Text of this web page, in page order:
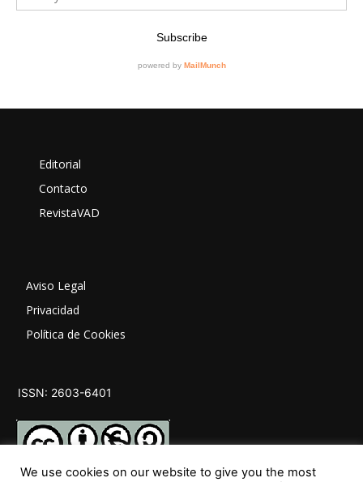
Editorial
Contacto
RevistaVAD
Aviso Legal
Privacidad
Política de Cookies
ISSN: 2603-6401
We use cookies on our website to give you the most